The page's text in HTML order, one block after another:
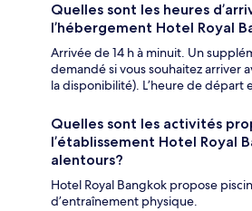
Quelles sont les heures
l’hébergement Hotel Royal
Arrivée de 14 h à minuit. Un
demandé si vous souhaitez arriver
la disponibilité). L’heure de départ
Quelles sont les activités
l’établissement Hotel Royal
alentours?
Hotel Royal Bangkok propose
d’entraînement physique.